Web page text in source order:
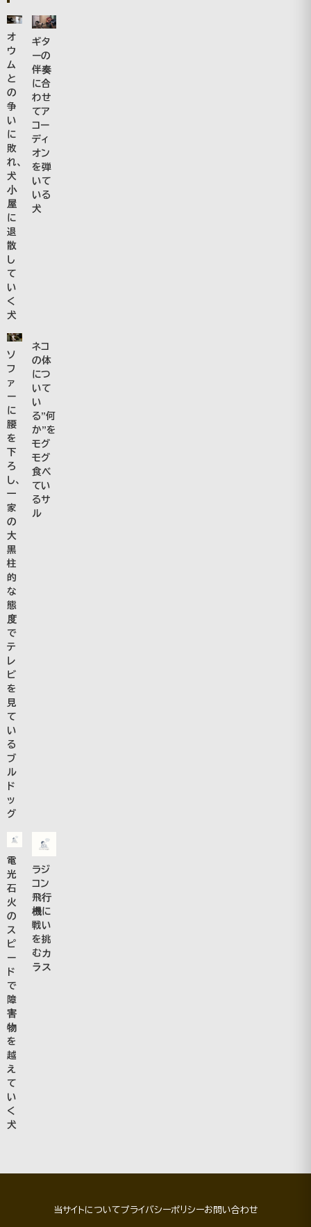
オ
ウ
ム
と
の
争
い
に
敗
れ、
犬
小
屋
に
退
散
し
て
い
く
犬
ギタ
ーの
伴奏
に合
わせ
てア
コー
ディ
オン
を弾
いて
いる
犬
ソ
フ
ァ
ー
に
腰
を
下
ろ
し、
一
家
の
大
黒
柱
的
な
態
度
で
テ
レ
ビ
を
見
て
い
る
ブ
ル
ド
ッ
グ
ネコ
の体
につ
いて
い
る”何
か”を
モグ
モグ
食べ
てい
るサ
ル
電
光
石
火
の
ス
ピ
ー
ド
で
障
害
物
を
越
え
て
い
く
犬
ラジ
コン
飛行
機に
戦い
を挑
むカ
ラス
当サイトについてプライバシーポリシーお問い合わせ